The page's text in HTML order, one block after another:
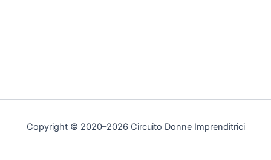
Copyright © 2020–2026 Circuito Donne Imprenditrici